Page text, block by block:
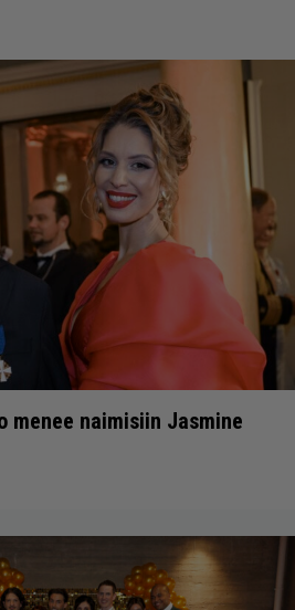
menee naimisiin Jasmine